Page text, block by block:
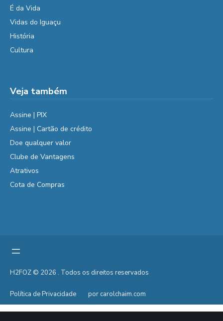
É da Vida
Vidas do Iguaçu
História
Cultura
Veja também
Assine | PIX
Assine | Cartão de crédito
Doe qualquer valor
Clube de Vantagens
Atrativos
Cota de Compras
H2FOZ © 2026 . Todos os direitos reservados
Política de Privacidade por carolchaim.com